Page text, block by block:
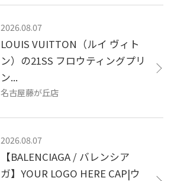
2026.08.07
LOUIS VUITTON（ルイ ヴィト
ン）の21SS フロウティングプリ
ン...
名古屋藤が丘店
2026.08.07
【BALENCIAGA / バレンシア
ガ】YOUR LOGO HERE CAP|ウ